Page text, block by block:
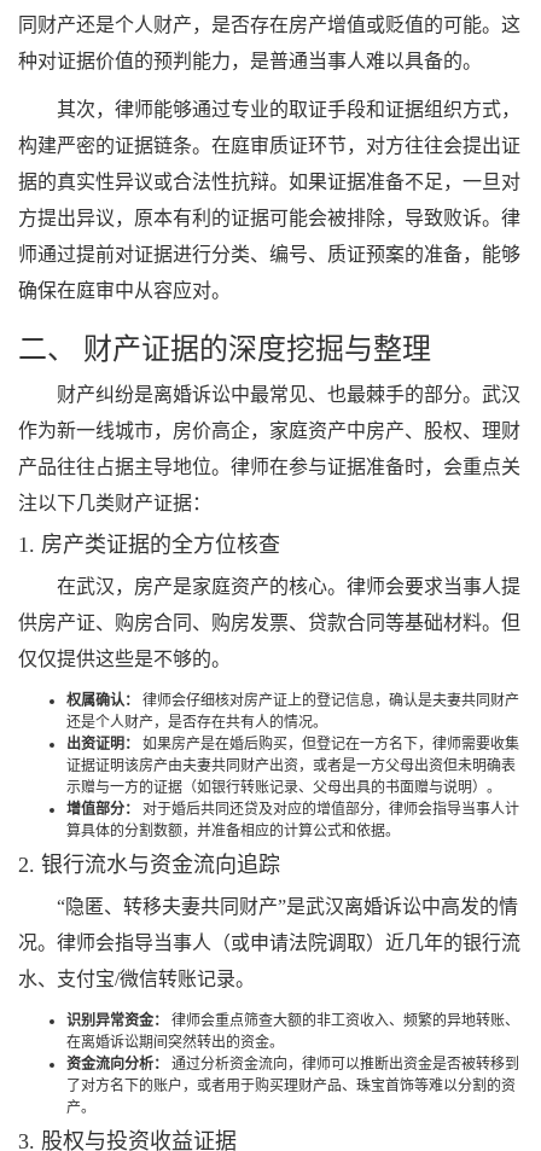
同财产还是个人财产，是否存在房产增值或贬值的可能。这
种对证据价值的预判能力，是普通当事人难以具备的。
其次，律师能够通过专业的取证手段和证据组织方式，
构建严密的证据链条。在庭审质证环节，对方往往会提出证
据的真实性异议或合法性抗辩。如果证据准备不足，一旦对
方提出异议，原本有利的证据可能会被排除，导致败诉。律
师通过提前对证据进行分类、编号、质证预案的准备，能够
确保在庭审中从容应对。
二、 财产证据的深度挖掘与整理
财产纠纷是离婚诉讼中最常见、也最棘手的部分。武汉
作为新一线城市，房价高企，家庭资产中房产、股权、理财
产品往往占据主导地位。律师在参与证据准备时，会重点关
注以下几类财产证据：
1. 房产类证据的全方位核查
在武汉，房产是家庭资产的核心。律师会要求当事人提
供房产证、购房合同、购房发票、贷款合同等基础材料。但
仅仅提供这些是不够的。
权属确认：
律师会仔细核对房产证上的登记信息，确认是夫妻共同财产
还是个人财产，是否存在共有人的情况。
出资证明：
如果房产是在婚后购买，但登记在一方名下，律师需要收集
证据证明该房产由夫妻共同财产出资，或者是一方父母出资但未明确表
示赠与一方的证据（如银行转账记录、父母出具的书面赠与说明）。
增值部分：
对于婚后共同还贷及对应的增值部分，律师会指导当事人计
算具体的分割数额，并准备相应的计算公式和依据。
2. 银行流水与资金流向追踪
“隐匿、转移夫妻共同财产”是武汉离婚诉讼中高发的情
况。律师会指导当事人（或申请法院调取）近几年的银行流
水、支付宝/微信转账记录。
识别异常资金：
律师会重点筛查大额的非工资收入、频繁的异地转账、
在离婚诉讼期间突然转出的资金。
资金流向分析：
通过分析资金流向，律师可以推断出资金是否被转移到
了对方名下的账户，或者用于购买理财产品、珠宝首饰等难以分割的资
产。
3. 股权与投资收益证据